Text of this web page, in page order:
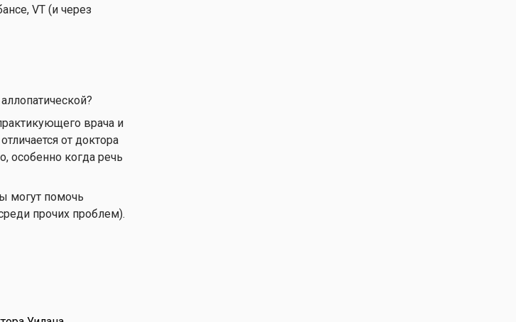
VT (и через
врача и
от доктора
особенно когда речь
могут помочь
прочих проблем).